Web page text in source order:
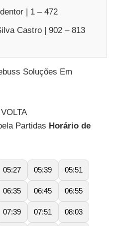
| 1 – 472
Castro | 902 – 813
Soluções Em
Partidas Horário de
05:27 05:39 05:51
06:35 06:45 06:55
07:39 07:51 08:03